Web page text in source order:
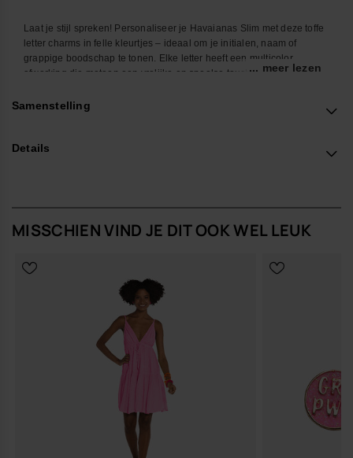
Laat je stijl spreken! Personaliseer je Havaianas Slim met deze toffe
letter charms in felle kleurtjes – ideaal om je initialen, naam of
grappige boodschap te tonen. Elke letter heeft een multicolor
afwerking die meteen een vrolijke en speelse touch geeft aan je
van je Havaianas Top iets dat helemaal jij is. Geweldig voor op het
*Aantal: 1 Charm
... meer lezen
Samenstelling
Details
MISSCHIEN VIND JE DIT OOK WEL LEUK